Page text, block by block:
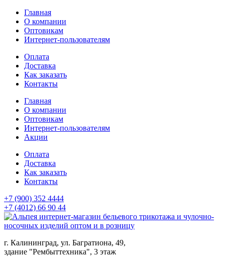
Главная
О компании
Оптовикам
Интернет-пользователям
Оплата
Доставка
Как заказать
Контакты
Главная
О компании
Оптовикам
Интернет-пользователям
Акции
Оплата
Доставка
Как заказать
Контакты
+7 (900) 352 4444
+7 (4012) 66 90 44
г. Калининград, ул. Багратиона, 49,
здание "Рембыттехника", 3 этаж